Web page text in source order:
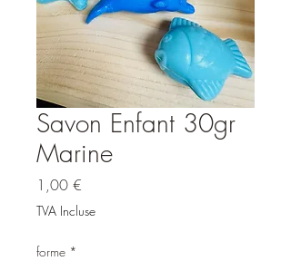
Savon Enfant 30gr
Marine
1,00 €
TVA Incluse
forme *